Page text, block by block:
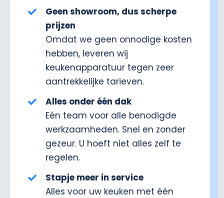
Geen showroom, dus scherpe
prijzen
Omdat we geen onnodige kosten
hebben, leveren wij
keukenapparatuur tegen zeer
aantrekkelijke tarieven.
Alles onder één dak
Eén team voor alle benodigde
werkzaamheden. Snel en zonder
gezeur. U hoeft niet alles zelf te
regelen.
Stapje meer in service
Alles voor uw keuken met één